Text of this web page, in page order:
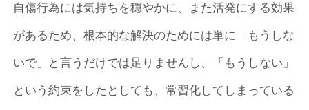
自傷行為には気持ちを穏やかに、また活発にする効果
があるため、根本的な解決のためには単に「もうしな
いで」と言うだけでは足りませんし、「もうしない」
という約束をしたとしても、常習化してしまっている